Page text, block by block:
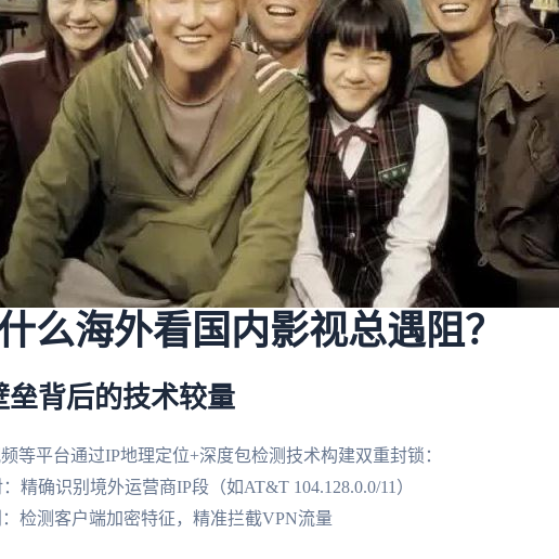
么海外看国内影视总遇阻？
垒背后的技术较量
等平台通过IP地理定位+深度包检测技术构建双重封锁：
精确识别境外运营商IP段（如AT&T 104.128.0.0/11）
检测客户端加密特征，精准拦截VPN流量